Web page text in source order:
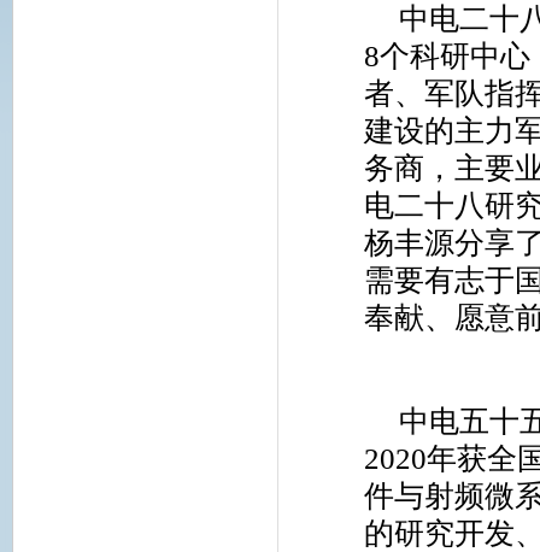
中电二十
8个科研中心
者、军队指
建设的主力
务商，主要
电二十八研
杨丰源分享
需要有志于
奉献、愿意
中电五十
2020年获全
件与射频微
的研究开发